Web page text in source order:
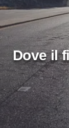
Dove il